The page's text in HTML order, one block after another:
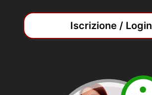
Iscrizione / Login